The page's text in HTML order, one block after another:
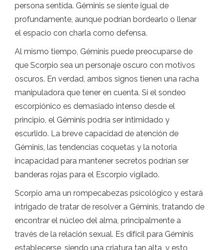
persona sentida. Géminis se siente igual de
profundamente, aunque podrían bordearlo o llenar
el espacio con charla como defensa.
Al mismo tiempo, Géminis puede preocuparse de
que Scorpio sea un personaje oscuro con motivos
oscuros. En verdad, ambos signos tienen una racha
manipuladora que tener en cuenta. Si el sondeo
escorpiónico es demasiado intenso desde el
principio, el Géminis podría ser intimidado y
escurlido. La breve capacidad de atención de
Géminis, las tendencias coquetas y la notoria
incapacidad para mantener secretos podrían ser
banderas rojas para el Escorpio vigilado.
Scorpio ama un rompecabezas psicológico y estará
intrigado de tratar de resolver a Géminis, tratando de
encontrar el núcleo del alma, principalmente a
través de la relación sexual. Es difícil para Géminis
establecerse, siendo una criatura tan alta, y esto